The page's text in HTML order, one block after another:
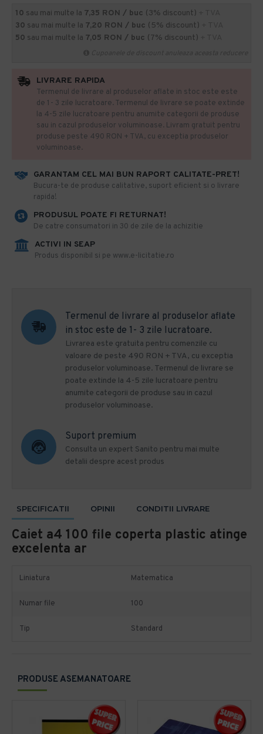
10 sau mai multe la 7,35 RON / buc (3% discount)
30 sau mai multe la 7,20 RON / buc (5% discount)
50 sau mai multe la 7,05 RON / buc (7% discount)
GARANTAM CEL MAI BUN RAPORT CALITATE-PRET!
​Bucura-te de produse calitative, suport eficient si o livrare
rapida!
PRODUSUL POATE FI RETURNAT!
De catre consumatori in 30 de zile de la achizitie
ACTIVI IN SEAP
Produs disponibil si pe www.e-licitatie.ro
LIVRARE RAPIDA
Termenul de livrare al produselor aflate in stoc este este
de 1- 3 zile lucratoare. Termenul de livrare se poate extinde
la 4-5 zile lucratoare pentru anumite categorii de produse
sau in cazul produselor voluminoase. Livram gratuit pentru
produse peste 490 RON + TVA, cu exceptia produselor
voluminoase.
Termenul de livrare al produselor aflate
in stoc este de 1- 3 zile lucratoare.
Livrarea este gratuita pentru comenzile cu
valoare de peste 490 RON + TVA, cu exceptia
produselor voluminoase. Termenul de livrare se
poate extinde la 4-5 zile lucratoare pentru
anumite categorii de produse sau in cazul
produselor voluminoase.
Suport premium
Consulta un expert Sanito pentru mai multe
detalii despre acest produs
PRODUSE ASEMANATOARE
SPECIFICATII OPINII CONDITII LIVRARE
Caiet a4 100 file coperta plastic atinge
excelenta ar
Liniatura Matematica
Numar file 100
Tip Standard